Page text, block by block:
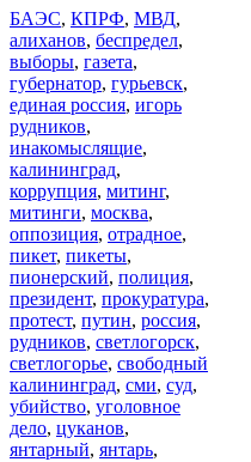
БАЭС, КПРФ, МВД,
алиханов, беспредел,
выборы, газета,
губернатор, гурьевск,
единая россия, игорь
рудников,
инакомыслящие,
калининград,
коррупция, митинг,
митинги, москва,
оппозиция, отрадное,
пикет, пикеты,
пионерский, полиция,
президент, прокуратура,
протест, путин, россия,
рудников, светлогорск,
светлогорье, свободный
калининград, сми, суд,
убийство, уголовное
дело, цуканов,
янтарный, янтарь,